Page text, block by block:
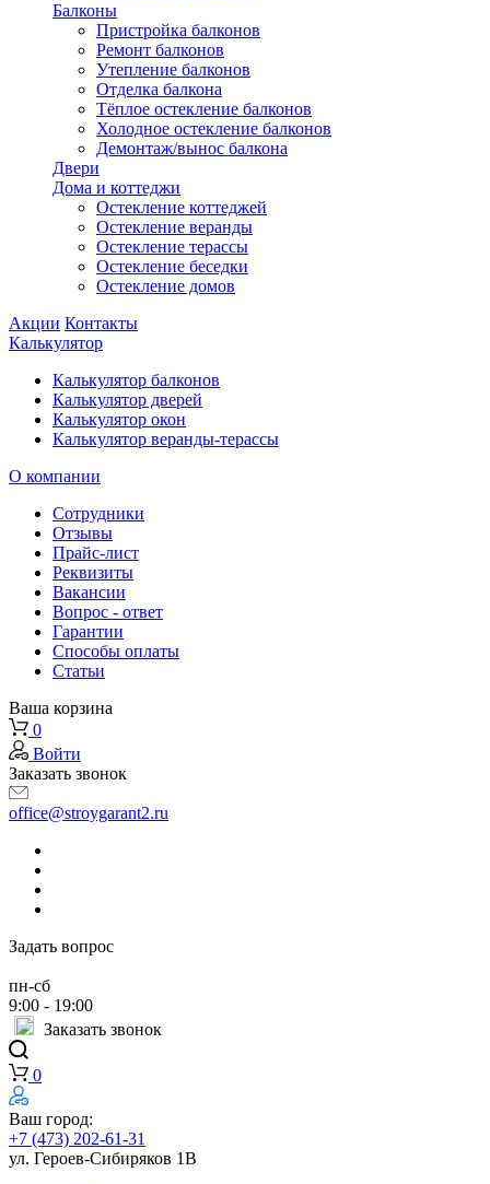
Балконы
Пристройка балконов
Ремонт балконов
Утепление балконов
Отделка балкона
Тёплое остекление балконов
Холодное остекление балконов
Демонтаж/вынос балкона
Двери
Дома и коттеджи
Остекление коттеджей
Остекление веранды
Остекление терассы
Остекление беседки
Остекление домов
Акции Контакты
Калькулятор
Калькулятор балконов
Калькулятор дверей
Калькулятор окон
Калькулятор веранды-терассы
О компании
Сотрудники
Отзывы
Прайс-лист
Реквизиты
Вакансии
Вопрос - ответ
Гарантии
Способы оплаты
Статьи
Ваша корзина
0
Войти
Заказать звонок
office@stroygarant2.ru
Задать вопрос
пн-сб
9:00 - 19:00
Заказать звонок
0
Ваш город:
+7 (473) 202-61-31
ул. Героев-Сибиряков 1В